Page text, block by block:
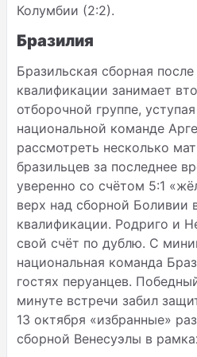
Колумбии (2:2).
Бразилия
Бразильская сборная
квалификации занимает
отборочной группе,
национальной команде
рассмотреть несколько
бразильцев за последнее
уверенно со счётом 5:1
верх над сборной Боливии
квалификации. Родриго и
свой счёт по дублю. С
национальная команда
гостях перуанцев.
минуте встречи забил
13 октября «избранные»
сборной Венесуэлы в